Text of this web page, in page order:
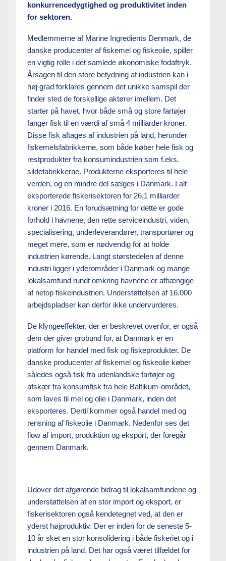
konkurrencedygtighed og produktivitet inden
for sektoren.
Medlemmerne af Marine Ingredients Denmark, de
danske producenter af fiskemel og fiskeolie, spiller
en vigtig rolle i det samlede økonomiske fodaftryk.
Årsagen til den store betydning af industrien kan i
høj grad forklares gennem det unikke samspil der
finder sted de forskellige aktører imellem. Det
starter på havet, hvor både små og store fartøjer
fanger fisk til en værdi af små 4 milliarder kroner.
Disse fisk aftages af industrien på land, herunder
fiskemelsfabrikkerne, som både køber hele fisk og
restprodukter fra konsumindustrien som f.eks.
sildefabrikkerne. Produkterne eksporteres til hele
verden, og en mindre del sælges i Danmark. I alt
eksporterede fiskerisektoren for 26,1 milliarder
kroner i 2016. En forudsætning for dette er gode
forhold i havnene, den rette serviceindustri, viden,
specialisering, underleverandører, transportører og
meget mere, som er nødvendig for at holde
industrien kørende. Langt størstedelen af denne
industri ligger i yderområder i Danmark og mange
lokalsamfund rundt omkring havnene er afhængige
af netop fiskeindustrien. Understøttelsen af 16.000
arbejdspladser kan derfor ikke undervurderes.
De klyngeeffekter, der er beskrevet ovenfor, er også
dem der giver grobund for, at Danmark er en
platform for handel med fisk og fiskeprodukter. De
danske producenter af fiskemel og fiskeolie køber
således også fisk fra udenlandske fartøjer og
afskær fra konsumfisk fra hele Baltikum-området,
som laves til mel og olie i Danmark, inden det
eksporteres. Dertil kommer også handel med og
rensning af fiskeolie i Danmark. Nedenfor ses det
flow af import, produktion og eksport, der foregår
gennem Danmark.
Udover det afgørende bidrag til lokalsamfundene og
understøttelsen af en stor import og eksport, er
fiskerisektoren også kendetegnet ved, at den er
yderst højproduktiv. Der er inden for de seneste 5-
10 år sket en stor konsolidering i både fiskeriet og i
industrien på land. Det har også været tilfældet for